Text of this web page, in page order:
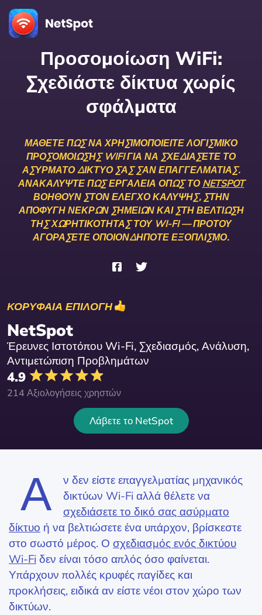
Προσομοίωση WiFi:
Σχεδιάστε δίκτυα χωρίς
σφάλματα
ΜΆΘΕΤΕ ΠΏΣ ΝΑ ΧΡΗΣΙΜΟΠΟΙΕΊΤΕ ΛΟΓΙΣΜΙΚΌ
ΠΡΟΣΟΜΟΊΩΣΗΣ WIFI ΓΙΑ ΝΑ ΣΧΕΔΙΆΣΕΤΕ ΤΟ
ΑΣΎΡΜΑΤΟ ΔΊΚΤΥΌ ΣΑΣ ΣΑΝ ΕΠΑΓΓΕΛΜΑΤΊΑΣ.
ΑΝΑΚΑΛΎΨΤΕ ΠΏΣ ΕΡΓΑΛΕΊΑ ΌΠΩΣ ΤΟNETSPOT
ΒΟΗΘΟΎΝ ΣΤΟΝ ΈΛΕΓΧΟ ΚΆΛΥΨΗΣ, ΣΤΗΝ
ΑΠΟΦΥΓΉ ΝΕΚΡΏΝ ΣΗΜΕΊΩΝ ΚΑΙ ΣΤΗ ΒΕΛΤΊΩΣΗ
ΤΗΣ ΧΩΡΗΤΙΚΌΤΗΤΑΣ ΤΟΥ WI-FI — ΠΡΟΤΟΎ
ΑΓΟΡΆΣΕΤΕ ΟΠΟΙΟΝΔΉΠΟΤΕ ΕΞΟΠΛΙΣΜΌ.
ΚΟΡΥΦΑΙΑ ΕΠΙΛΟΓΗ
NetSpot
Έρευνες Ιστοτόπου Wi-Fi, Σχεδιασμός, Ανάλυση,
Αντιμετώπιση Προβλημάτων
4.9
214 Αξιολογήσεις χρηστών
Λάβετε το NetSpot
Α
ν δεν είστε επαγγελματίας μηχανικός
δικτύων Wi-Fi αλλά θέλετε να
σχεδιάσετε το δικό σας ασύρματο
δίκτυο ή να βελτιώσετε ένα υπάρχον, βρίσκεστε
στο σωστό μέρος. Ο σχεδιασμός ενός δικτύου
Wi-Fiδεν είναι τόσο απλός όσο φαίνεται.
Υπάρχουν πολλές κρυφές παγίδες και
προκλήσεις, ειδικά αν είστε νέοι στον χώρο των
δικτύων.